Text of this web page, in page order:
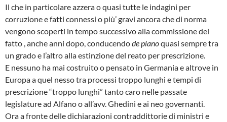
Il che in particolare azzera o quasi tutte le indagini per
corruzione e fatti connessi o più’ gravi ancora che di norma
vengono scoperti in tempo successivo alla commissione del
fatto , anche anni dopo, conducendode planoquasi sempre tra
un grado e l’altro alla estinzione del reato per prescrizione.
E nessuno ha mai costruito o pensato in Germania e altrove in
Europa a quel nesso tra processi troppo lunghi e tempi di
prescrizione “troppo lunghi” tanto caro nelle passate
legislature ad Alfano o all’avv. Ghedini e ai neo governanti.
Ora a fronte delle dichiarazioni contraddittorie di ministri e